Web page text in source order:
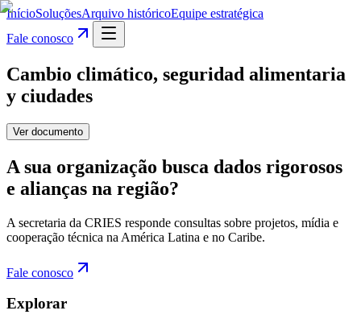
InícioSoluçõesArquivo históricoEquipe estratégica
Fale conosco
Cambio climático, seguridad alimentaria
y ciudades
Ver documento
A sua organização busca dados rigorosos
e alianças na região?
A secretaria da CRIES responde consultas sobre projetos, mídia e
cooperação técnica na América Latina e no Caribe.
Fale conosco
Explorar